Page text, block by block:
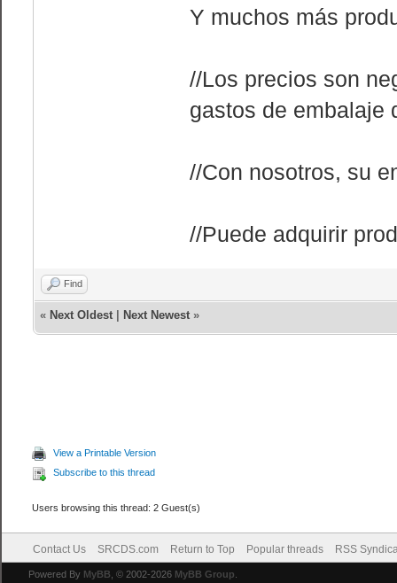
Y muchos más
//Los precios son
gastos de embalaje
//Con nosotros, su
//Puede adquirir
Find
« Next Oldest| Next Newest»
View a Printable Version
Subscribe to this thread
Users browsing this thread: 2 Guest(s)
Contact Us SRCDS.com Return to Top Popular threads RSS
Powered By MyBB , © 2002-2026 MyBB Group